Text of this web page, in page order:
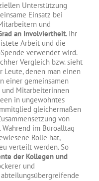
Unterstützung
Einsatz bei
und
an Involviertheit. Ihr
Arbeit und die
verwendet wird.
Vergleich bzw. sieht
Leute, denen man einen
einer gemeinsamen
Mitarbeiterinnen
in ungewohntes
gleichermaßen
von
im Büroalltag
Rolle hat,
verteilt werden. So
der Kollegen und
und